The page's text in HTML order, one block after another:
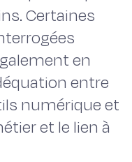
Certaines
en
entre
numérique et
et le lien à